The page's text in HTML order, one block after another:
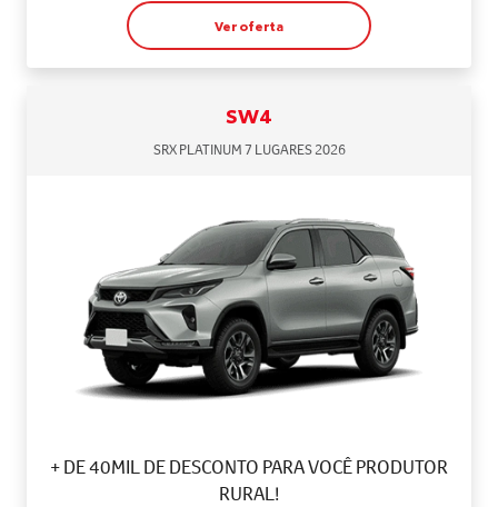
Ver oferta
SW4
SRX PLATINUM 7 LUGARES 2026
+ DE 40MIL DE DESCONTO PARA VOCÊ PRODUTOR
RURAL!